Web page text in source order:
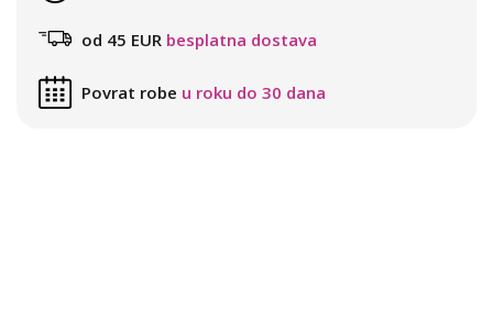
od 45 EUR besplatna dostava
Povrat robe u roku do 30 dana